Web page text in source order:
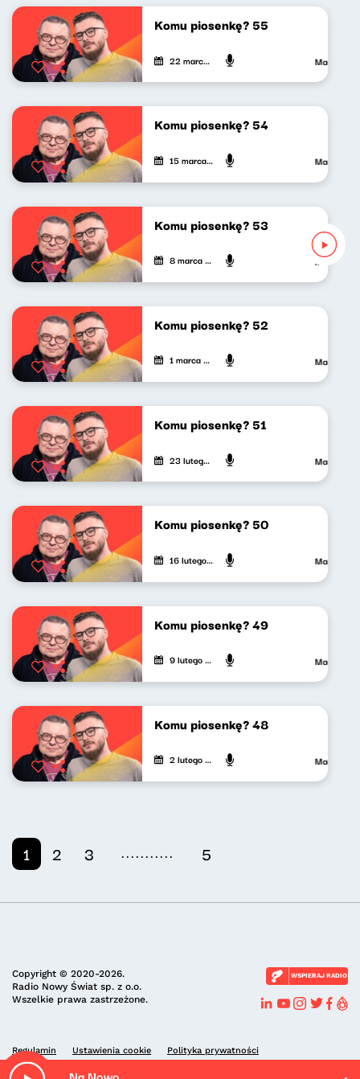
Komu piosenkę? 55
22 marca 2024 Maciej
Komu piosenkę? 54
15 marca 2024 Maciej
Komu piosenkę? 53
8 marca 2024 Maciej
Komu piosenkę? 52
1 marca 2024 Maciej
Komu piosenkę? 51
23 lutego 2024 Maciej
Komu piosenkę? 50
16 lutego 2024 Maciej
Komu piosenkę? 49
9 lutego 2024 Maciej
Komu piosenkę? 48
2 lutego 2024 Maciej
1 2 3 ........... 5
Copyright © 2020-2026.
Radio Nowy Świat sp. z o.o.
Wszelkie prawa zastrzeżone.
WSPIERAJ RADIO
Regulamin Ustawienia cookie Polityka prywatności